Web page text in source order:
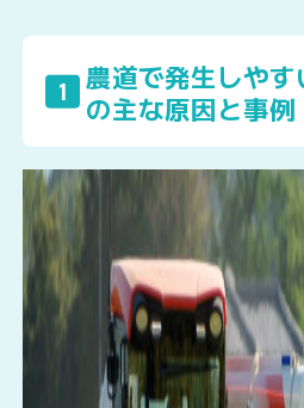
1
農道で発生しや
の主な原因と事例